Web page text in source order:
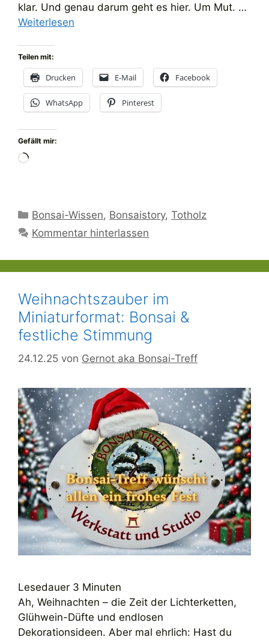
klar. Und genau darum geht es hier. Um Mut. …
Weiterlesen
Teilen mit:
Drucken E-Mail Facebook
WhatsApp Pinterest
Gefällt mir:
Wird
Kategorien
Bonsai-Wissen, Bonsaistory,Totholz
Kommentar hinterlassen
Weihnachtszauber im
Miniaturformat: Bonsai &
festliche Stimmung
24.12.25 von Gernot aka Bonsai-Treff
Lesedauer 3 Minuten
Ah, Weihnachten – die Zeit der Lichterketten,
Glühwein-Düfte und endlosen
Dekorationsideen. Aber mal ehrlich: Hast du